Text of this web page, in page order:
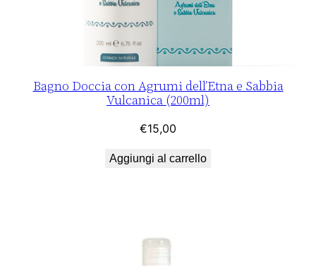
Bagno Doccia con Agrumi dell’Etna e Sabbia
Vulcanica (200ml)
€15,00
Aggiungi al carrello